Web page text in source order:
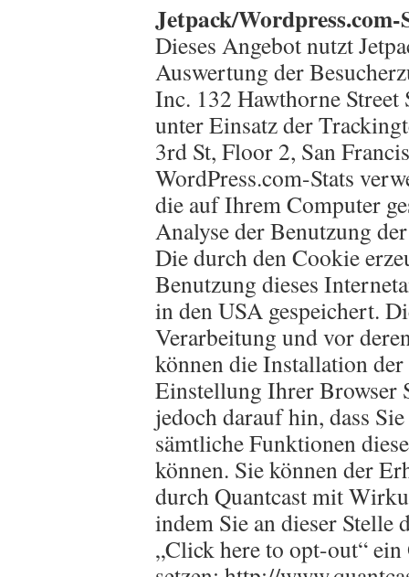
Jetpack/Wordpress.com-
Dieses Angebot nutzt
Auswertung der
Inc. 132 Hawthorne
unter Einsatz der
3rd St, Floor 2, San
WordPress.com-Stats
die auf Ihrem Computer
Analyse der Benutzung
Die durch den Cookie
Benutzung dieses
in den USA gespeichert.
Verarbeitung und vor
können die Installation
Einstellung Ihrer Browser
jedoch darauf hin, dass
sämtliche Funktionen
können. Sie können der
durch Quantcast mit
indem Sie an dieser
„Click here to opt-out“